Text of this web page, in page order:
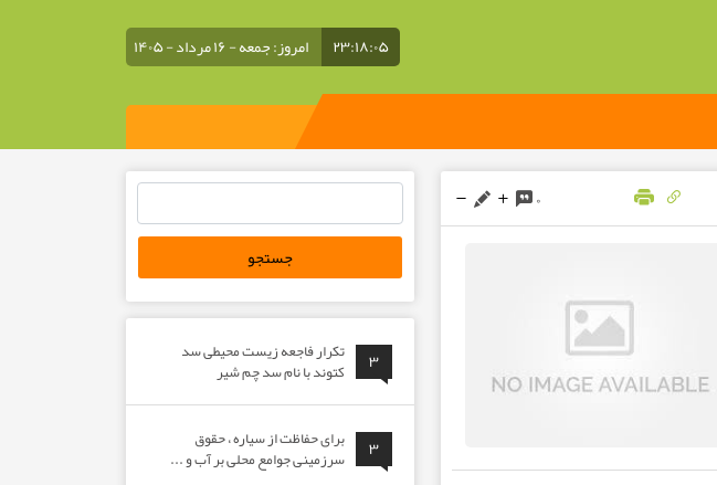
۲۳:۱۸:۰۵ امروز: جمعه - ۱۶ مرداد - ۱۴۰۵
۰
۳
تکرار فاجعه زیست محیطی سد
کتوند با نام سد چم شیر
۳
برای حفاظت از سیاره ، حقوق
سرزمینی جوامع محلی بر آب و ...